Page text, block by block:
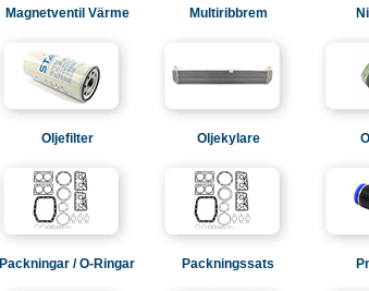
Magnetventil Värme Multiribbrem
Oljefilter Oljekylare
Packningar / O-Ringar Packningssats